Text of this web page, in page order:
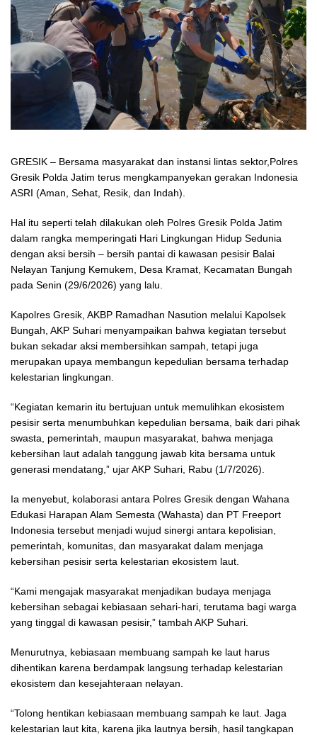
GRESIK – Bersama masyarakat dan instansi lintas sektor,Polres
Gresik Polda Jatim terus mengkampanyekan gerakan Indonesia
ASRI (Aman, Sehat, Resik, dan Indah).
Hal itu seperti telah dilakukan oleh Polres Gresik Polda Jatim
dalam rangka memperingati Hari Lingkungan Hidup Sedunia
dengan aksi bersih – bersih pantai di kawasan pesisir Balai
Nelayan Tanjung Kemukem, Desa Kramat, Kecamatan Bungah
pada Senin (29/6/2026) yang lalu.
Kapolres Gresik, AKBP Ramadhan Nasution melalui Kapolsek
Bungah, AKP Suhari menyampaikan bahwa kegiatan tersebut
bukan sekadar aksi membersihkan sampah, tetapi juga
merupakan upaya membangun kepedulian bersama terhadap
kelestarian lingkungan.
“Kegiatan kemarin itu bertujuan untuk memulihkan ekosistem
pesisir serta menumbuhkan kepedulian bersama, baik dari pihak
swasta, pemerintah, maupun masyarakat, bahwa menjaga
kebersihan laut adalah tanggung jawab kita bersama untuk
generasi mendatang,” ujar AKP Suhari, Rabu (1/7/2026).
Ia menyebut, kolaborasi antara Polres Gresik dengan Wahana
Edukasi Harapan Alam Semesta (Wahasta) dan PT Freeport
Indonesia tersebut menjadi wujud sinergi antara kepolisian,
pemerintah, komunitas, dan masyarakat dalam menjaga
kebersihan pesisir serta kelestarian ekosistem laut.
“Kami mengajak masyarakat menjadikan budaya menjaga
kebersihan sebagai kebiasaan sehari-hari, terutama bagi warga
yang tinggal di kawasan pesisir,” tambah AKP Suhari.
Menurutnya, kebiasaan membuang sampah ke laut harus
dihentikan karena berdampak langsung terhadap kelestarian
ekosistem dan kesejahteraan nelayan.
“Tolong hentikan kebiasaan membuang sampah ke laut. Jaga
kelestarian laut kita, karena jika lautnya bersih, hasil tangkapan